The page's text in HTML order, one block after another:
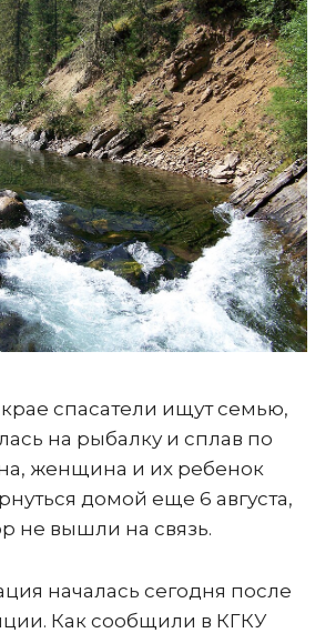
спасатели ищут семью,
на рыбалку и сплав по
женщина и их ребенок
домой еще 6 августа,
не вышли на связь.
началась сегодня после
Как сообщили в КГКУ